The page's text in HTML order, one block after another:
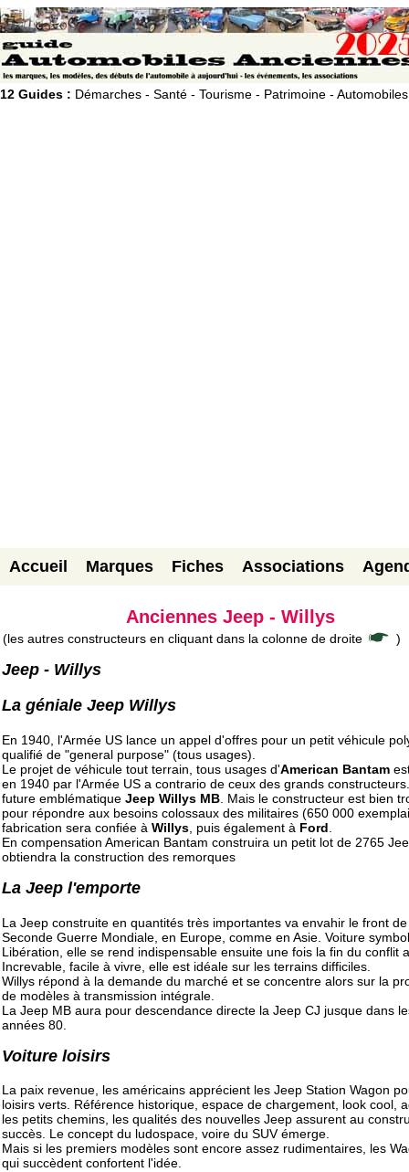
12 Guides : Démarches - Santé - Tourisme - Patrimoine - Automobiles
Accueil Marques Fiches Associations
Anciennes Jeep - Willys
(les autres constructeurs en cliquant dans la colonne de droite )
Jeep - Willys
La géniale Jeep Willys
En 1940, l'Armée US lance un appel d'offres pour un petit véhicule
qualifié de "general purpose" (tous usages).
Le projet de véhicule tout terrain, tous usages d'American Bantam
en 1940 par l'Armée US a contrario de ceux des grands
future emblématique Jeep Willys MB . Mais le constructeur est bien
pour répondre aux besoins colossaux des militaires (650 000
fabrication sera confiée à Willys , puis également à Ford
En compensation American Bantam construira un petit lot de 2765
obtiendra la construction des remorques
La Jeep l'emporte
La Jeep construite en quantités très importantes va envahir le front
Seconde Guerre Mondiale, en Europe, comme en Asie. Voiture
Libération, elle se rend indispensable ensuite une fois la fin du conflit
Increvable, facile à vivre, elle est idéale sur les terrains difficiles.
Willys répond à la demande du marché et se concentre alors sur la
de modèles à transmission intégrale.
La Jeep MB aura pour descendance directe la Jeep CJ jusque dans
années 80.
Voiture loisirs
La paix revenue, les américains apprécient les Jeep Station Wagon
loisirs verts. Référence historique, espace de chargement, look cool,
les petits chemins, les qualités des nouvelles Jeep assurent au
succès. Le concept du ludospace, voire du SUV émerge.
Mais si les premiers modèles sont encore assez rudimentaires, les
qui succèdent confortent l'idée.